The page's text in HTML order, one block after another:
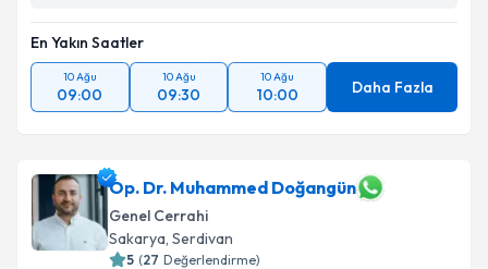
En Yakın Saatler
10 Ağu
09:00
10 Ağu
09:30
10 Ağu
10:00 Daha Fazla
Op. Dr. Muhammed Doğangün
Genel Cerrahi
Sakarya, Serdivan
5 (27 Değerlendirme)